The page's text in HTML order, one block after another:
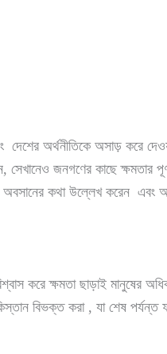
অর্থনীতিকে অসাড় করে
জনগণের কাছে ক্ষমতার
কথা উল্লেখ করেন এবং
করে ক্ষমতা ছাড়াই মানুষের
বিভক্ত করা , যা শেষ